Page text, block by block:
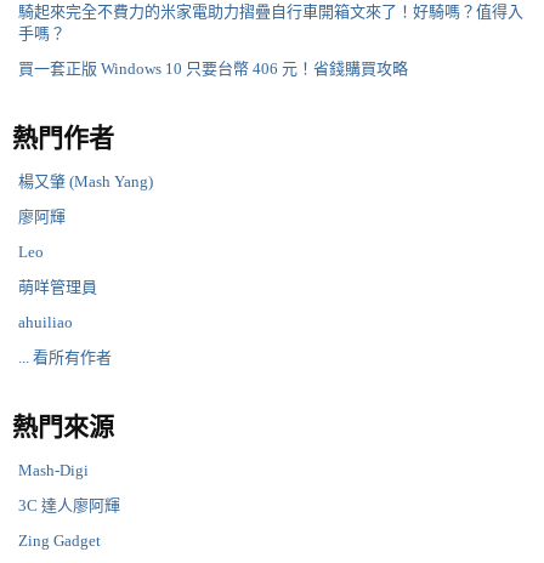
騎起來完全不費力的米家電助力摺疊自行車開箱文來了！好騎嗎？值得入
手嗎？
買一套正版 Windows 10 只要台幣 406 元！省錢購買攻略
熱門作者
楊又肇 (Mash Yang)
廖阿輝
Leo
萌咩管理員
ahuiliao
... 看所有作者
熱門來源
Mash-Digi
3C 達人廖阿輝
Zing Gadget